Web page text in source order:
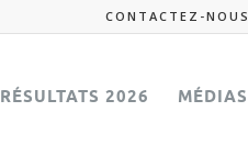
CONTACTEZ-NOUS
RÉSULTATS 2026 MÉDIAS